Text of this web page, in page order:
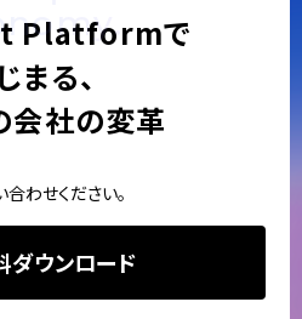
Platformで
まる、
会社の変革
わせください。
ダウンロード